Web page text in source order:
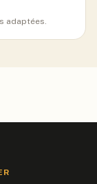
adaptées.